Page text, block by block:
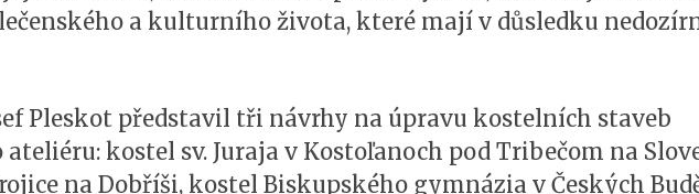
a kulturního života, které mají v důsledku
Pleskot představil tři návrhy na úpravu kostelních staveb
kostel sv. Juraja v Kostoľanoch pod Tribečom na
na Dobříši, kostel Biskupského gymnázia v Českých